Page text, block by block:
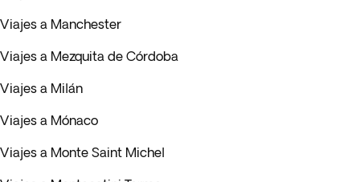
Viajes a Manchester
Viajes a Mezquita de Córdoba
Viajes a Milán
Viajes a Mónaco
Viajes a Monte Saint Michel